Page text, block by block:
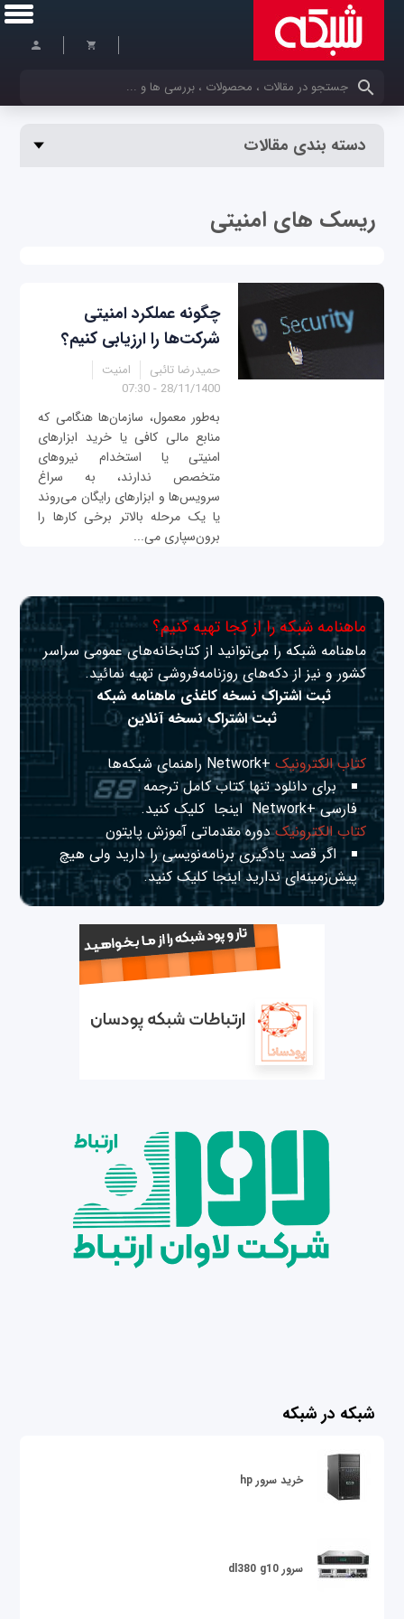
کلمات کلیدی خود را وارد کنید
دسته بندی مقالات
ریسک های امنیتی
چگونه عملکرد امنیتی
شرکت‌ها را ارزیابی کنیم؟
حمیدرضا تائبی
امنیت
28/11/1400 - 07:30
به‌طور معمول، سازمان‌ها هنگامی که
منابع مالی کافی یا خرید ابزارهای
امنیتی یا استخدام نیروهای
متخصص ندارند، به سراغ
سرویس‌ها و ابزارهای رایگان می‌روند
یا یک مرحله بالاتر برخی کارها را
برون‌سپاری می‌...
ماهنامه شبکه را از کجا تهیه کنیم؟
ماهنامه شبکه را می‌توانید از کتابخانه‌های عمومی سراسر
کشور و نیز از دکه‌های روزنامه‌فروشی تهیه نمائید.
ثبت اشتراک نسخه کاغذی ماهنامه شبکه
ثبت اشتراک نسخه آنلاین
کتاب الکترونیک+Network راهنمای شبکه‌ها
برای دانلود تنها کتاب کامل ترجمه
فارسی +Network
اینجا کلیک کنید.
کتاب الکترونیکدوره مقدماتی آموزش پایتون
اگر قصد یادگیری برنامه‌نویسی را دارید ولی هیچ
پیش‌زمینه‌ای نداریداینجا کلیک کنید.
شبکه در شبکه
خرید سرور hp
سرور dl380 g10